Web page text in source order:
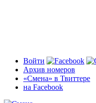
Войти
Архив номеров
«Смена» в Твиттере
на Facebook